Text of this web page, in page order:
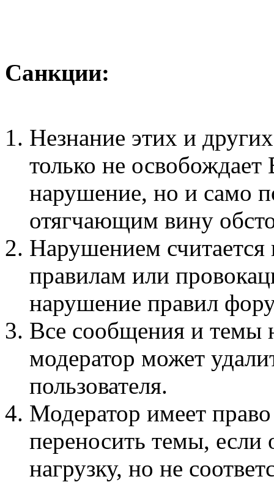
Санкции:
Незнание этих и
только не освобождает
нарушение, но и само
отягчающим вину
Нарушением считается
правилам или
нарушение правил
Все сообщения и темы
модератор может
пользователя.
Модератор имеет
переносить темы,
нагрузку, но не